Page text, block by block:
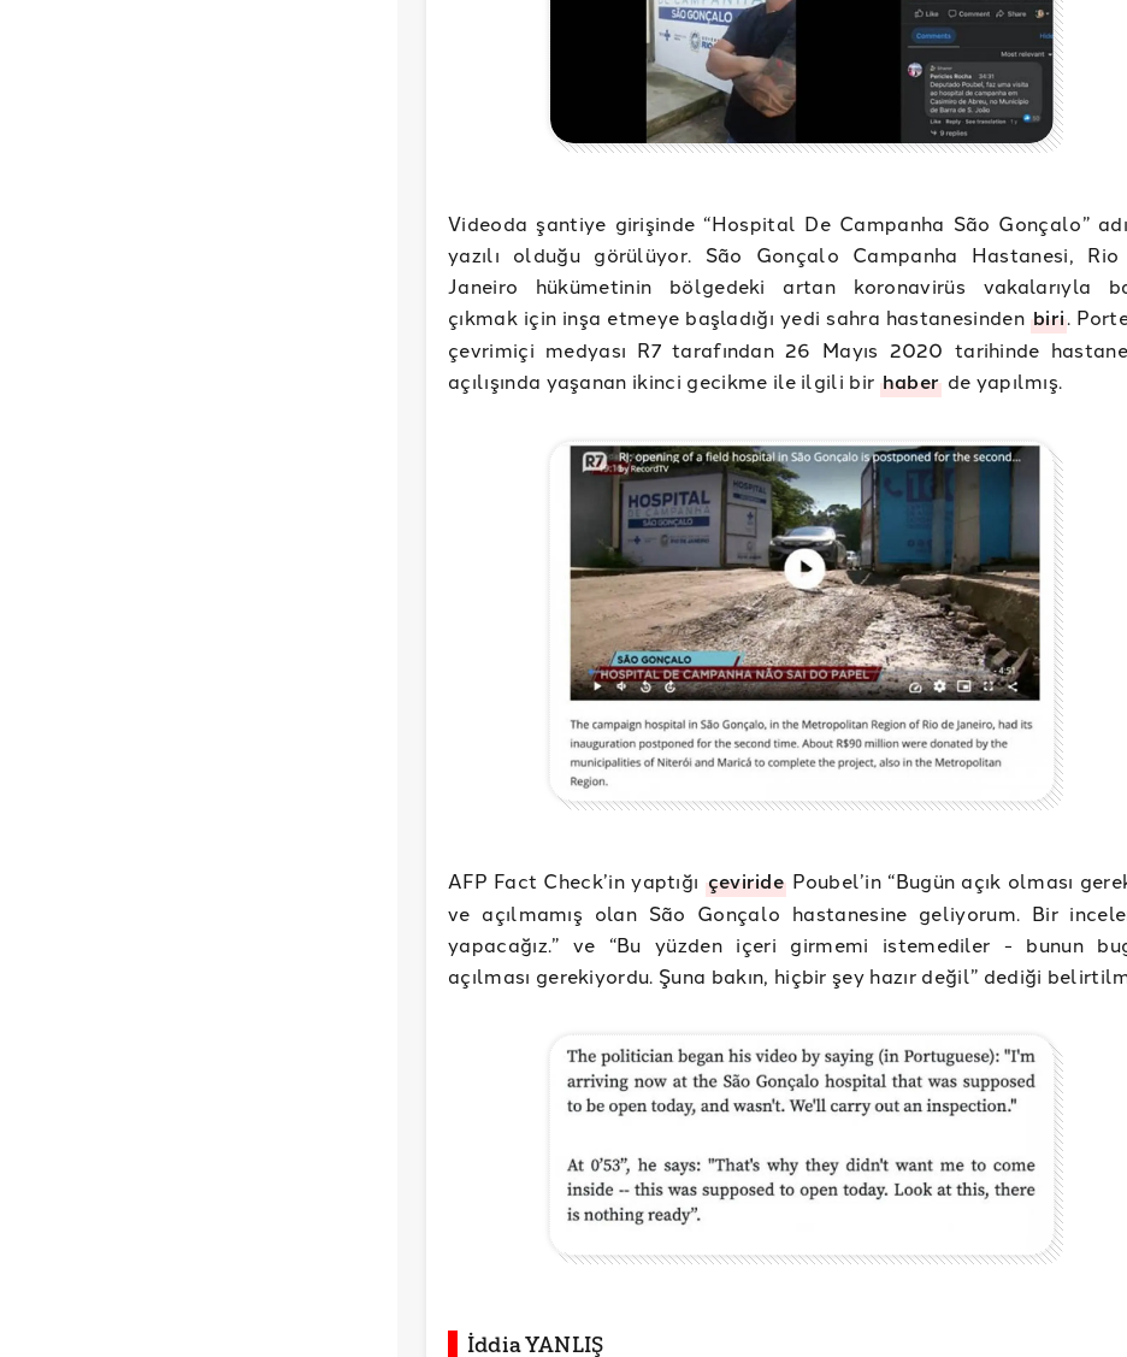
Videoda şantiye girişinde “Hospital De Campanha São Gonçalo”
yazılı olduğu görülüyor. São Gonçalo Campanha Hastanesi,
Janeiro hükümetinin bölgedeki artan koronavirüs vakalarıyla
çıkmak için inşa etmeye başladığı yedi sahra hastanesinden biri.
çevrimiçi medyası R7 tarafından 26 Mayıs 2020 tarihinde
açılışında yaşanan ikinci gecikme ile ilgili bir haber de yapılmış.
AFP Fact Check’in yaptığı çeviride Poubel’in “Bugün açık olması
ve açılmamış olan São Gonçalo hastanesine geliyorum. Bir
yapacağız.” ve “Bu yüzden içeri girmemi istemediler - bunun
açılması gerekiyordu. Şuna bakın, hiçbir şey hazır değil” dediği
İddia YANLIŞ